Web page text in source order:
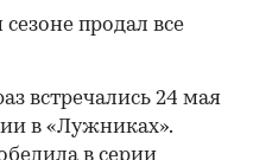
продал все
встречались 24 мая
в «Лужниках».
в серии